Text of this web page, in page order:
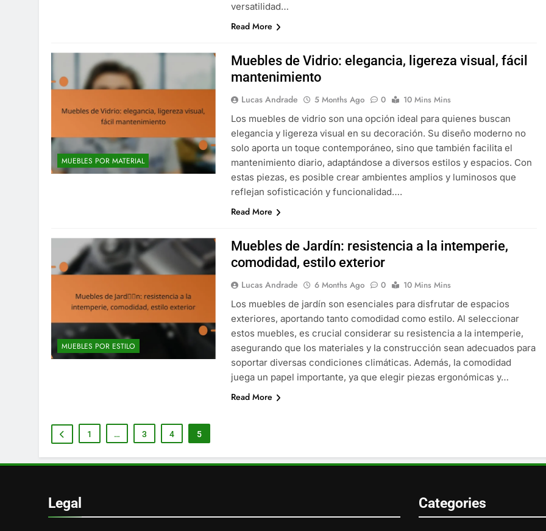
versatilidad…
Read More
MUEBLES POR MATERIAL
Muebles de Vidrio: elegancia, ligereza visual, fácil
mantenimiento
Lucas Andrade 5 Months Ago 0
10 Mins Mins
Los muebles de vidrio son una opción ideal para quienes buscan
elegancia y ligereza visual en su decoración. Su diseño moderno no
solo aporta un toque contemporáneo, sino que también facilita el
mantenimiento diario, adaptándose a diversos estilos y espacios. Con
estas piezas, es posible crear ambientes amplios y luminosos que
reflejan sofisticación y funcionalidad….
Read More
MUEBLES POR ESTILO
Muebles de Jardín: resistencia a la intemperie,
comodidad, estilo exterior
Lucas Andrade 6 Months Ago 0
10 Mins Mins
Los muebles de jardín son esenciales para disfrutar de espacios
exteriores, aportando tanto comodidad como estilo. Al seleccionar
estos muebles, es crucial considerar su resistencia a la intemperie,
asegurando que los materiales y la construcción sean adecuados para
soportar diversas condiciones climáticas. Además, la comodidad
juega un papel importante, ya que elegir piezas ergonómicas y…
Read More
1 … 3 4 5
Legal Categories